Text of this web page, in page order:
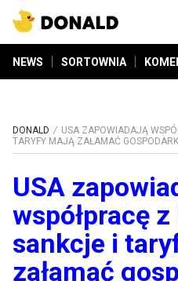
NEWS SORTOWNIA
DONALD
USA ZAPOWIADAJĄ
TARYFY MAJĄ ZAŁAMAĆ
USA
współpracę z
sankcje i
załamać